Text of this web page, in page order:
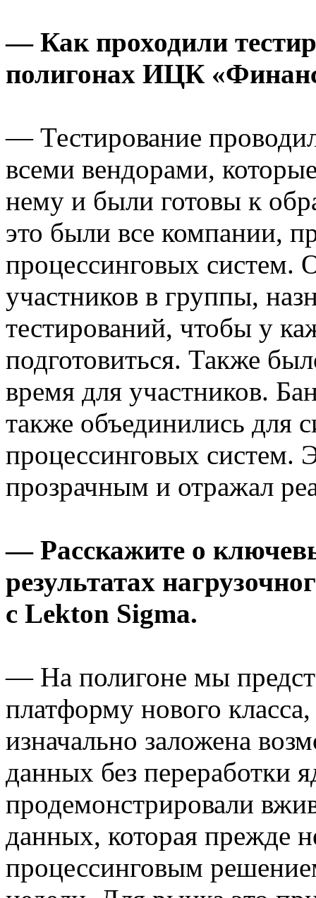
— Как проходили
полигонах ИЦК
— Тестирование
всеми вендорами,
нему и были готовы к
это были все компании,
процессинговых систем.
участников в группы,
тестирований, чтобы у
подготовиться. Также
время для участников.
также объединились для
процессинговых систем.
прозрачным и отражал
— Расскажите о
результатах
с Lekton Sigma.
— На полигоне мы
платформу нового
изначально заложена
данных без переработки
продемонстрировали
данных, которая прежде
процессинговым